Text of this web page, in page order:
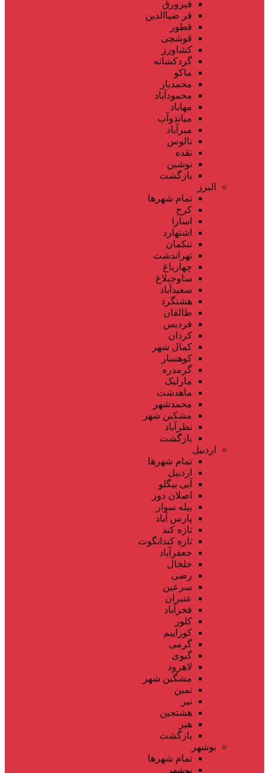
فیرورق
قر ضیاالدین
قطور
قوشچی
کشاورز
گردکشانه
ماکو
محمدیار
محمودآباد
مهاباد
میاندوآب
میرآباد
نالوس
نقده
نوشین
بازگشت
البرز
تمام شهر‌ها
کرج
اسارا
اشتهارد
تنکمان
تهراندشت
چهارباغ
ساوجبلاغ
سعیدآباد
هشتگرد
طالقان
فردیس
کردان
کمال شهر
کوهسار
گرمدره
مارلیک
ماهدشت
محمدشهر
مشکین شهر
نظرآباد
بازگشت
اردبیل
تمام شهر‌ها
اردبیل
آبی بیگلو
اصلان دوز
بیله سوار
پارس آباد
تازه کند
تازه کندانگوت
جعفرآباد
خلخال
رضی
سرعین
عنبران
فخرآباد
کلور
کوراییم
گرمی
گیوی
لاهرود
مشگین شهر
نمین
نیر
هشتجین
هیر
بازگشت
بوشهر
تمام شهر‌ها
بوشهر